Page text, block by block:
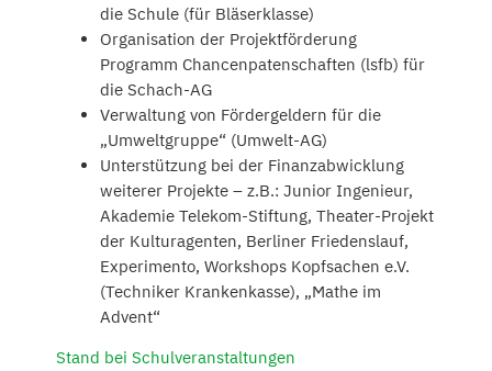
die Schule (für Bläserklasse)
Organisation der Projektförderung
Programm Chancenpatenschaften (lsfb) für
die Schach-AG
Verwaltung von Fördergeldern für die
„Umweltgruppe“ (Umwelt-AG)
Unterstützung bei der Finanzabwicklung
weiterer Projekte – z.B.: Junior Ingenieur,
Akademie Telekom-Stiftung, Theater-Projekt
der Kulturagenten, Berliner Friedenslauf,
Experimento, Workshops Kopfsachen e.V.
(Techniker Krankenkasse), „Mathe im
Advent“
Stand bei Schulveranstaltungen